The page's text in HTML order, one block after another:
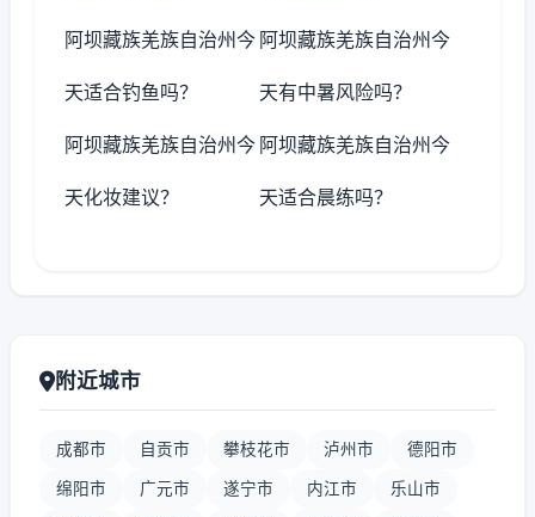
阿坝藏族羌族自治州今
天适合钓鱼吗？
阿坝藏族羌族自治州今
天有中暑风险吗？
阿坝藏族羌族自治州今
天化妆建议？
阿坝藏族羌族自治州今
天适合晨练吗？
附近城市
成都市 自贡市 攀枝花市 泸州市 德阳市
绵阳市 广元市 遂宁市 内江市 乐山市